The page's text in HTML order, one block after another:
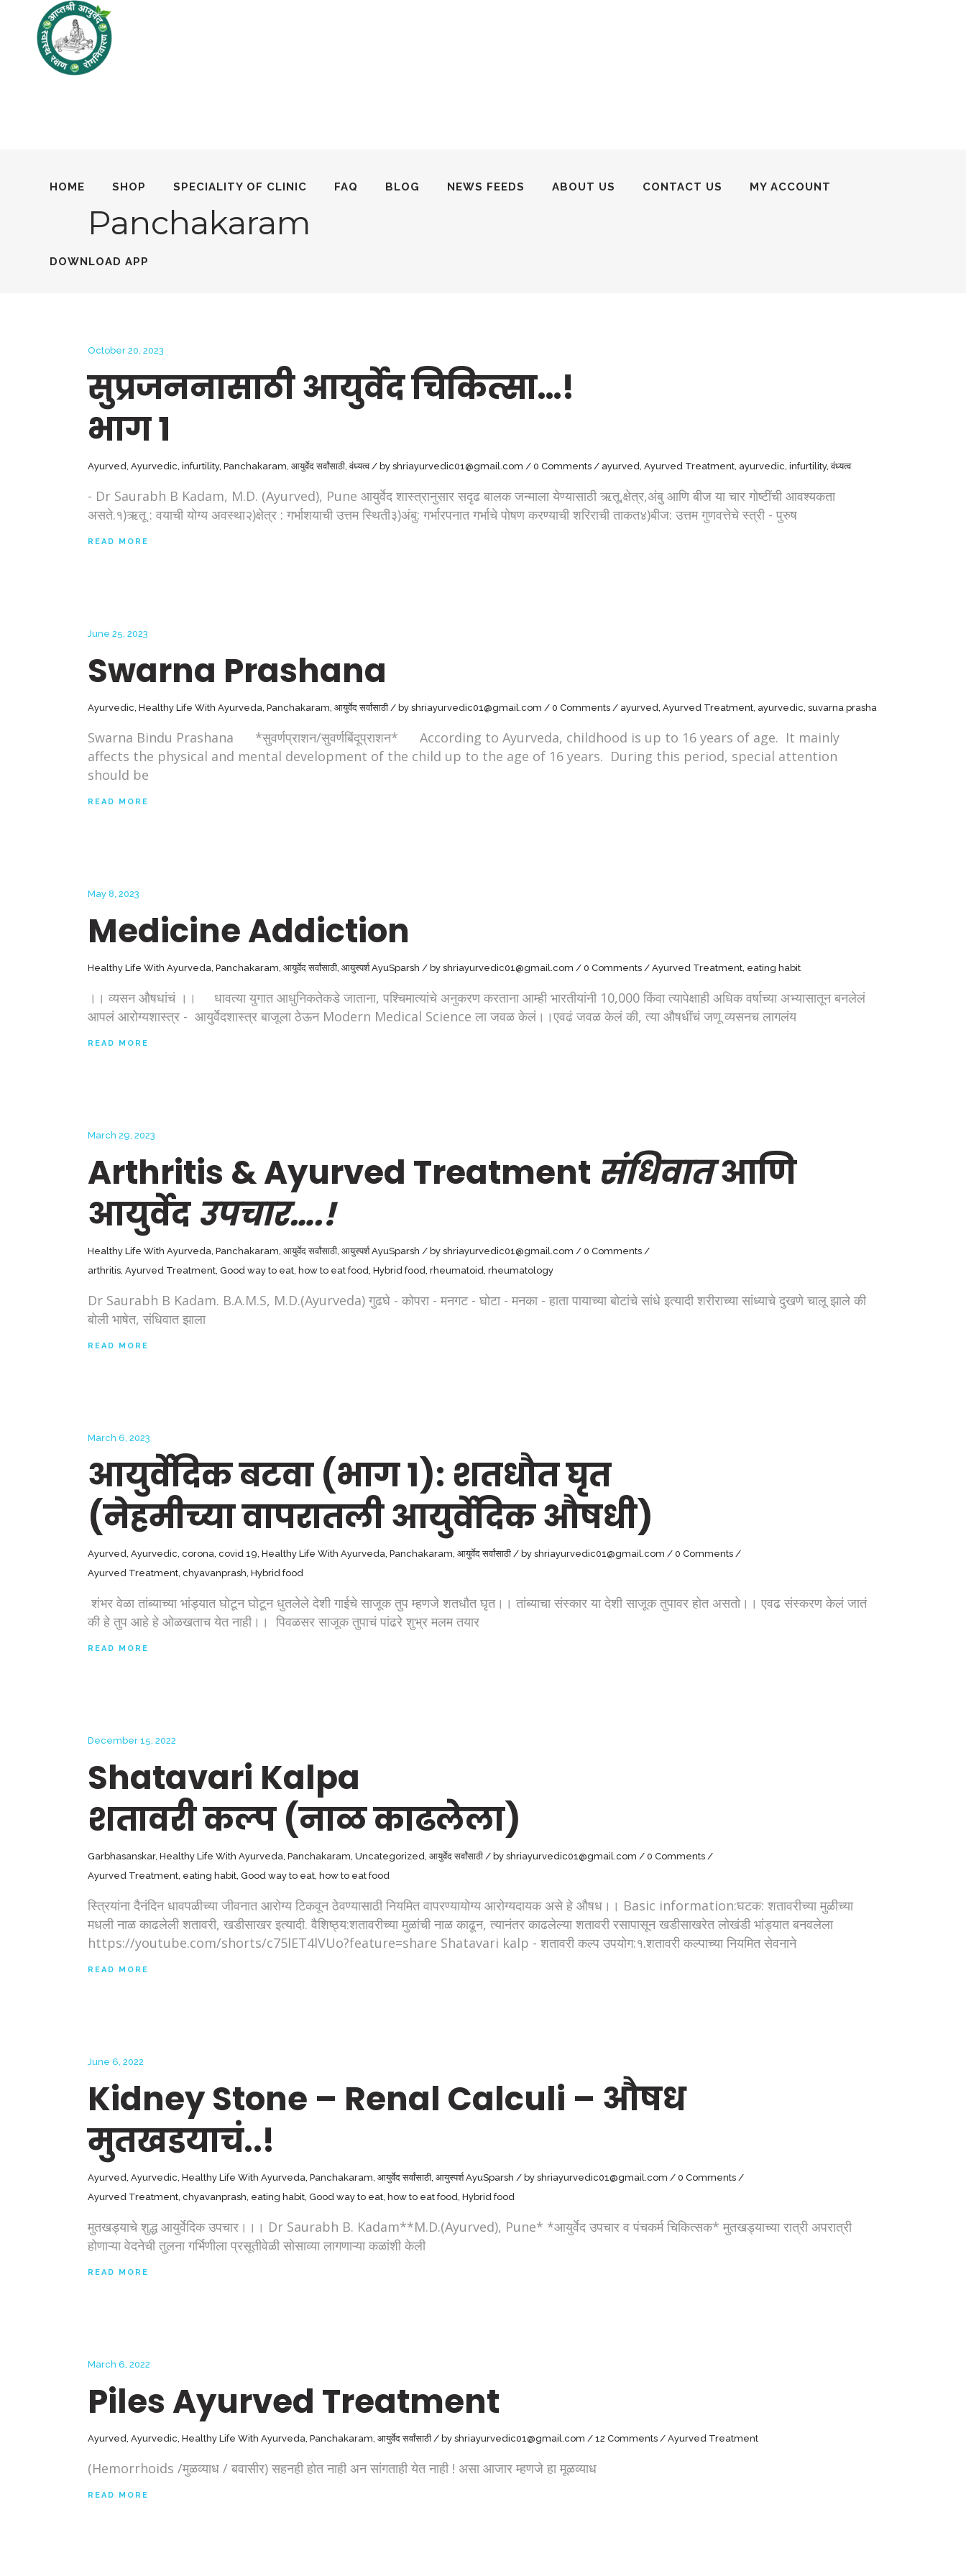
HOME SHOP SPECIALITY OF CLINIC FAQ BLOG NEWS FEEDS ABOUT US CONTACT US MY ACCOUNT
DOWNLOAD APP
Panchakaram
October 20, 2023
सुप्रजननासाठी आयुर्वेद चिकित्सा…!
भाग १
Ayurved, Ayurvedic, infurtility, Panchakaram, आयुर्वेद सर्वांसाठी,वंध्यत्व by shriayurvedic01@gmail.com 0 Comments ayurved, Ayurved Treatment, ayurvedic, infurtility,वंध्यत्व
- Dr Saurabh B Kadam, M.D. (Ayurved), Pune आयुर्वेद शास्त्रानुसार सदृढ बालक जन्माला येण्यासाठी ऋतू,क्षेत्र,अंबु आणि बीज या चार गोष्टींची आवश्यकता
असते.१)ऋतू : वयाची योग्य अवस्था२)क्षेत्र : गर्भाशयाची उत्तम स्थिती३)अंबु: गर्भारपनात गर्भाचे पोषण करण्याची शरिराची ताकत४)बीज: उत्तम गुणवत्तेचे स्त्री - पुरुष
READ MORE
June 25, 2023
Swarna Prashana
Ayurvedic, Healthy Life With Ayurveda, Panchakaram, आयुर्वेद सर्वांसाठी by shriayurvedic01@gmail.com 0 Comments ayurved, Ayurved Treatment, ayurvedic, suvarna prasha
Swarna Bindu Prashana *सुवर्णप्राशन/सुवर्णबिंदूप्राशन* According to Ayurveda, childhood is up to 16 years of age. It mainly
affects the physical and mental development of the child up to the age of 16 years. During this period, special attention
should be
READ MORE
May 8, 2023
Medicine Addiction
Healthy Life With Ayurveda, Panchakaram, आयुर्वेद सर्वांसाठी, आयुस्पर्श AyuSparsh by shriayurvedic01@gmail.com 0 Comments Ayurved Treatment, eating habit
।। व्यसन औषधांचं ।। धावत्या युगात आधुनिकतेकडे जाताना, पश्चिमात्यांचे अनुकरण करताना आम्ही भारतीयांनी 10,000 किंवा त्यापेक्षाही अधिक वर्षाच्या अभ्यासातून बनलेलं
आपलं आरोग्यशास्त्र - आयुर्वेदशास्त्र बाजूला ठेऊन Modern Medical Science ला जवळ केलं।।एवढं जवळ केलं की, त्या औषधींचं जणू व्यसनच लागलंय
READ MORE
March 29, 2023
Arthritis & Ayurved Treatment संधिवातआणि
आयुर्वेद उपचार….!
Healthy Life With Ayurveda, Panchakaram, आयुर्वेद सर्वांसाठी, आयुस्पर्श AyuSparsh by shriayurvedic01@gmail.com
0 Comments
arthritis, Ayurved Treatment, Good way to eat, how to eat food, Hybrid food, rheumatoid, rheumatology
Dr Saurabh B Kadam. B.A.M.S, M.D.(Ayurveda) गुढघे - कोपरा - मनगट - घोटा - मनका - हाता पायाच्या बोटांचे सांधे इत्यादी शरीराच्या सांध्याचे दुखणे चालू झाले की
बोली भाषेत, संधिवात झाला
READ MORE
March 6, 2023
आयुर्वेदिक बटवा (भाग 1): शतधौत घृत
(नेहमीच्या वापरातली आयुर्वेदिक औषधी)
Ayurved, Ayurvedic, corona, covid 19, Healthy Life With Ayurveda, Panchakaram, आयुर्वेद सर्वांसाठी by shriayurvedic01@gmail.com
0 Comments
Ayurved Treatment, chyavanprash, Hybrid food
शंभर वेळा तांब्याच्या भांड्यात घोटून घोटून धुतलेले देशी गाईचे साजूक तुप म्हणजे शतधौत घृत।। तांब्याचा संस्कार या देशी साजूक तुपावर होत असतो।। एवढ संस्करण केलं जातं
की हे तुप आहे हे ओळखताच येत नाही।। पिवळसर साजूक तुपाचं पांढरे शुभ्र मलम तयार
READ MORE
December 15, 2022
Shatavari Kalpa
शतावरी कल्प (नाळ काढलेला)
Garbhasanskar, Healthy Life With Ayurveda, Panchakaram, Uncategorized, आयुर्वेद सर्वांसाठी by shriayurvedic01@gmail.com
0 Comments
Ayurved Treatment, eating habit, Good way to eat, how to eat food
स्त्रियांना दैनंदिन धावपळीच्या जीवनात आरोग्य टिकवून ठेवण्यासाठी नियमित वापरण्यायोग्य आरोग्यदायक असे हे औषध।। Basic information:घटक: शतावरीच्या मुळीच्या
मधली नाळ काढलेली शतावरी, खडीसाखर इत्यादी. वैशिष्ठ्य:शतावरीच्या मुळांची नाळ काढून, त्यानंतर काढलेल्या शतावरी रसापासून खडीसाखरेत लोखंडी भांड्यात बनवलेला
https://youtube.com/shorts/c75lET4lVUo?feature=share Shatavari kalp - शतावरी कल्प उपयोग:१.शतावरी कल्पाच्या नियमित सेवनाने
READ MORE
June 6, 2022
Kidney Stone – Renal Calculi – औषध
मुतखडयाचं..!
Ayurved, Ayurvedic, Healthy Life With Ayurveda, Panchakaram, आयुर्वेद सर्वांसाठी, आयुस्पर्श AyuSparsh by shriayurvedic01@gmail.com
0 Comments
Ayurved Treatment, chyavanprash, eating habit, Good way to eat, how to eat food, Hybrid food
मुतखड्याचे शुद्ध आयुर्वेदिक उपचार।।। Dr Saurabh B. Kadam**M.D.(Ayurved), Pune* *आयुर्वेद उपचार व पंचकर्म चिकित्सक* मुतखड्याच्या रात्री अपरात्री
होणाऱ्या वेदनेची तुलना गर्भिणीला प्रसूतीवेळी सोसाव्या लागणाऱ्या कळांशी केली
READ MORE
March 6, 2022
Piles Ayurved Treatment
Ayurved, Ayurvedic, Healthy Life With Ayurveda, Panchakaram, आयुर्वेद सर्वांसाठी by shriayurvedic01@gmail.com 12 Comments Ayurved Treatment
(Hemorrhoids /मुळव्याध / बवासीर) सहनही होत नाही अन सांगताही येत नाही ! असा आजार म्हणजे हा मूळव्याध
READ MORE